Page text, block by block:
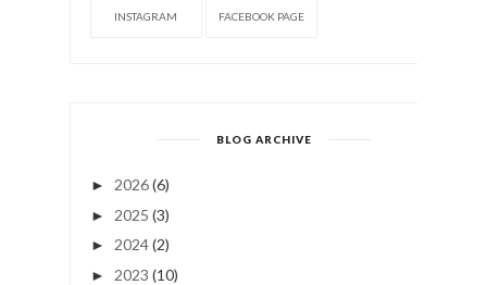
INSTAGRAM FACEBOOK PAGE
BLOG ARCHIVE
► 2026(6)
► 2025 (3)
► 2024(2)
► 2023 (10)